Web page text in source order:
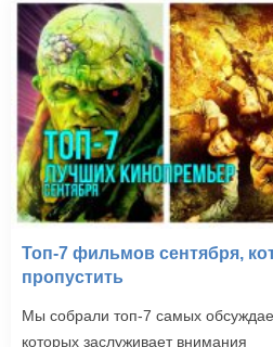
Топ-7 фильмов сентября,
пропустить
Мы собрали топ-7 самых
которых заслуживает внимания